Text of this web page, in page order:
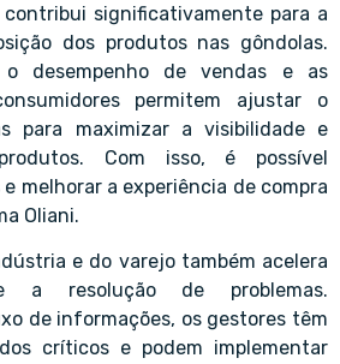
contribui significativamente para a
dos produtos nas gôndolas.
o desempenho de vendas e as
permitem ajustar o
para maximizar a visibilidade e
Com isso, é possível
melhorar a experiência de compra
Oliani.
e do varejo também acelera
a resolução de problemas.
de informações, os gestores têm
críticos e podem implementar